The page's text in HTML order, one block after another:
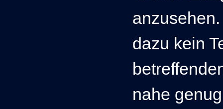
dazu kein
nahe